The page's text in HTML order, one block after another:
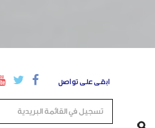
ابقى على تواصل